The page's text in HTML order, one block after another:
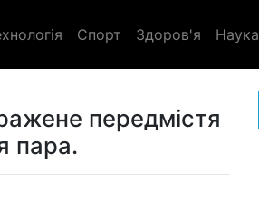
Спорт Здоров'я Наука
передмістя
пара.